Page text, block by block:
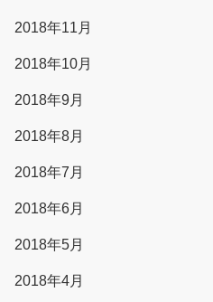
2018年11月
2018年10月
2018年9月
2018年8月
2018年7月
2018年6月
2018年5月
2018年4月